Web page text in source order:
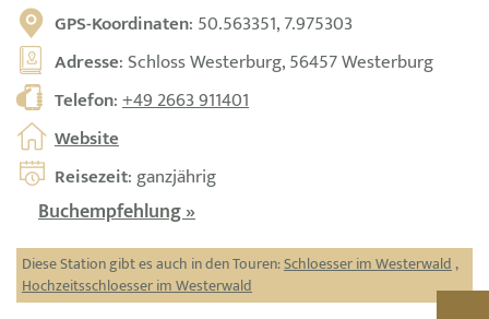
GPS-Koordinaten: 50.563351, 7.975303
Adresse: Schloss Westerburg, 56457 Westerburg
Telefon:+49 2663 911401
Website
Reisezeit: ganzjährig
Buchempfehlung »
Diese Station gibt es auch in den Touren:Schloesser im Westerwald,
Hochzeitsschloesser im Westerwald